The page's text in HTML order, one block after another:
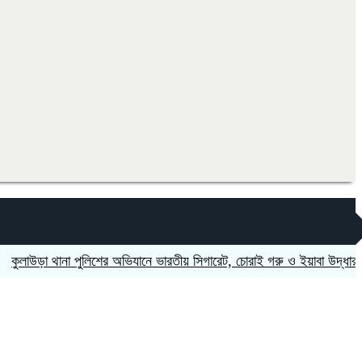
থানা পুলিশের অভিযানে ভারতীয় সিগারেট, চোরাই গরু ও ইয়াবা উদ্ধার;